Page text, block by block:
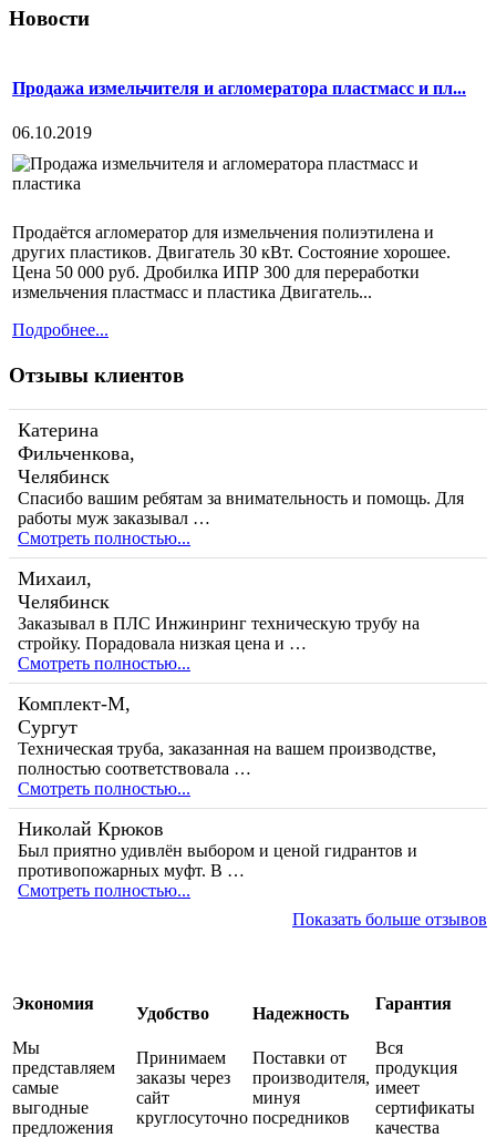
Новости
Продажа измельчителя и агломератора пластмасс и пл...
06.10.2019
Продаётся агломератор для измельчения полиэтилена и
других пластиков. Двигатель 30 кВт. Состояние хорошее.
Цена 50 000 руб. Дробилка ИПР 300 для переработки
измельчения пластмасс и пластика Двигатель...
Подробнее...
Отзывы клиентов
Катерина
Фильченкова,
Челябинск
Спасибо вашим ребятам за внимательность и помощь. Для
работы муж заказывал …
Смотреть полностью...
Михаил,
Челябинск
Заказывал в ПЛС Инжинринг техническую трубу на
стройку. Порадовала низкая цена и …
Смотреть полностью...
Комплект-М,
Сургут
Техническая труба, заказанная на вашем производстве,
полностью соответствовала …
Смотреть полностью...
Николай Крюков
Был приятно удивлён выбором и ценой гидрантов и
противопожарных муфт. В …
Смотреть полностью...
Показать больше отзывов
Экономия
Мы
представляем
самые
выгодные
предложения
Удобство
Принимаем
заказы через
сайт
круглосуточно
Надежность
Поставки от
производителя,
минуя
посредников
Гарантия
Вся
продукция
имеет
сертификаты
качества